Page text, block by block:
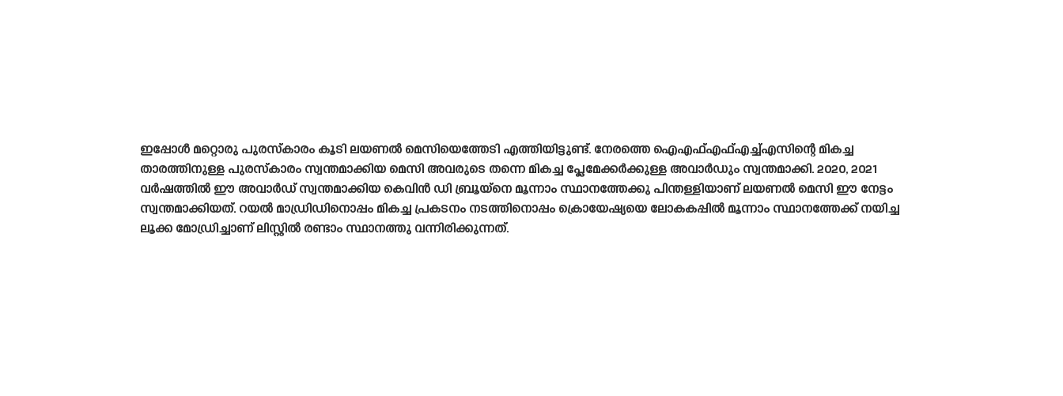
ഇപ്പോൾ മറ്റൊരു പുരസ്‌കാരം കൂടി ലയണൽ മെസിയെത്തേടി എത്തിയിട്ടുണ്ട്. നേരത്തെ ഐഎഫ്എഫ്എച്ച്എസിന്റെ മികച്ച
താരത്തിനുള്ള പുരസ്‌കാരം സ്വന്തമാക്കിയ മെസി അവരുടെ തന്നെ മികച്ച പ്ലേമേക്കർക്കുള്ള അവാർഡും സ്വന്തമാക്കി. 2020, 2021
വർഷത്തിൽ ഈ അവാർഡ് സ്വന്തമാക്കിയ കെവിൻ ഡി ബ്രൂയ്നെ മൂന്നാം സ്ഥാനത്തേക്കു പിന്തള്ളിയാണ് ലയണൽ മെസി ഈ നേട്ടം
സ്വന്തമാക്കിയത്. റയൽ മാഡ്രിഡിനൊപ്പം മികച്ച പ്രകടനം നടത്തിനൊപ്പം ക്രൊയേഷ്യയെ ലോകകപ്പിൽ മൂന്നാം സ്ഥാനത്തേക്ക് നയിച്ച
ലൂക്ക മോഡ്രിച്ചാണ് ലിസ്റ്റിൽ രണ്ടാം സ്ഥാനത്തു വന്നിരിക്കുന്നത്.